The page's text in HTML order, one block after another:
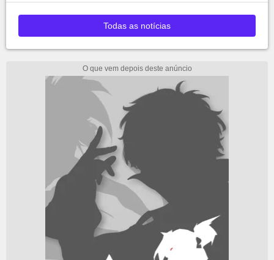
Todas as notícias